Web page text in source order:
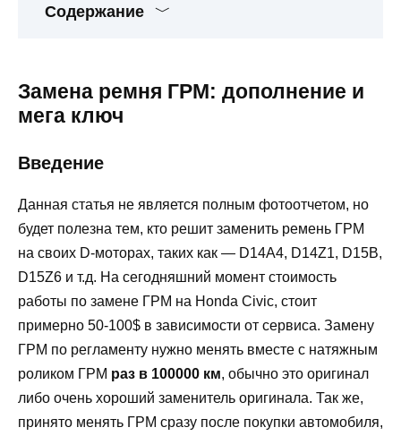
Содержание
Замена ремня ГРМ: дополнение и
мега ключ
Введение
Данная статья не является полным фотоотчетом, но
будет полезна тем, кто решит заменить ремень ГРМ
на своих D-моторах, таких как — D14A4, D14Z1, D15B,
D15Z6 и т.д. На сегодняшний момент стоимость
работы по замене ГРМ на Honda Civic, стоит
примерно 50-100$ в зависимости от сервиса. Замену
ГРМ по регламенту нужно менять вместе с натяжным
роликом ГРМ раз в 100000 км, обычно это оригинал
либо очень хороший заменитель оригинала. Так же,
принято менять ГРМ сразу после покупки автомобиля,